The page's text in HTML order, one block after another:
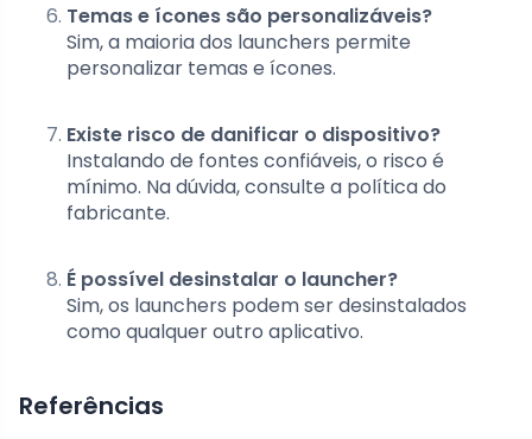
Temas e ícones são personalizáveis?
Sim, a maioria dos launchers permite
personalizar temas e ícones.
Existe risco de danificar o dispositivo?
Instalando de fontes confiáveis, o risco é
mínimo. Na dúvida, consulte a política do
fabricante.
É possível desinstalar o launcher?
Sim, os launchers podem ser desinstalados
como qualquer outro aplicativo.
Referências